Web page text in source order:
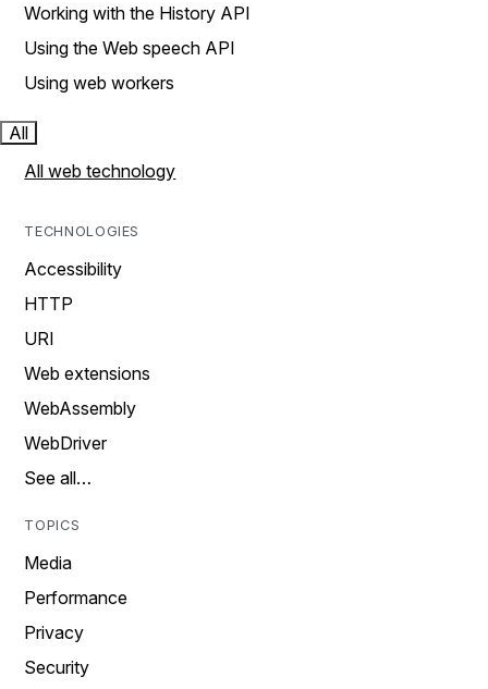
Working with the History API
Using the Web speech API
Using web workers
All
All web technology
TECHNOLOGIES
Accessibility
HTTP
URI
Web extensions
WebAssembly
WebDriver
See all…
TOPICS
Media
Performance
Privacy
Security